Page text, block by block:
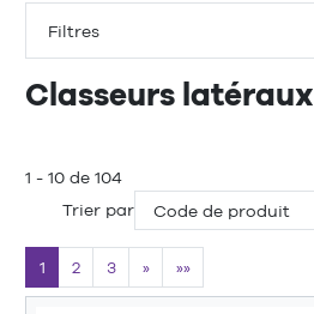
Filtres
Classeurs latéraux
1 - 10 de 104
Trier par
1 2 3 » »»